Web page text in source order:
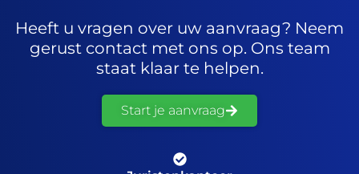
Heeft u vragen over uw aanvraag? Neem
gerust contact met ons op. Ons team
staat klaar te helpen.
Start je aanvraag